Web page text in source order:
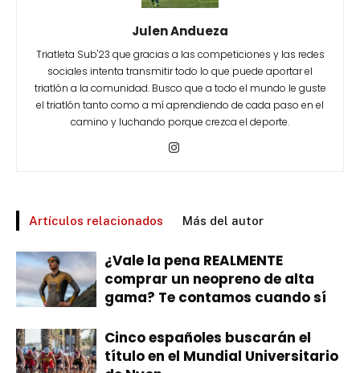
Julen Andueza
Triatleta Sub'23 que gracias a las competiciones y las redes
sociales intenta transmitir todo lo que puede aportar el
triatlón a la comunidad. Busco que a todo el mundo le guste
el triatlón tanto como a mí aprendiendo de cada paso en el
camino y luchando porque crezca el deporte.
Artículos relacionados Más del autor
¿Vale la pena REALMENTE
comprar un neopreno de alta
gama? Te contamos cuando sí
Cinco españoles buscarán el
título en el Mundial Universitario